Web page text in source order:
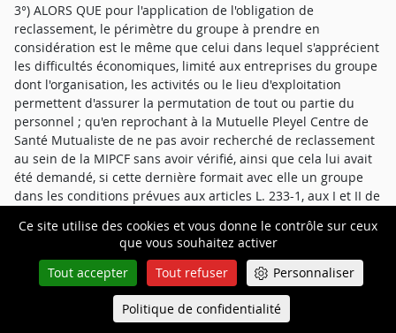
Ce site utilise des cookies et vous donne le contrôle sur ceux
que vous souhaitez activer
Tout accepter
Tout refuser Personnaliser
Politique de confidentialité
3°) ALORS QUE pour l'application de l'obligation de
reclassement, le périmètre du groupe à prendre en
considération est le même que celui dans lequel s'apprécient
les difficultés économiques, limité aux entreprises du groupe
dont l'organisation, les activités ou le lieu d'exploitation
permettent d'assurer la permutation de tout ou partie du
personnel ; qu'en reprochant à la Mutuelle Pleyel Centre de
Santé Mutualiste de ne pas avoir recherché de reclassement
au sein de la MIPCF sans avoir vérifié, ainsi que cela lui avait
été demandé, si cette dernière formait avec elle un groupe
dans les conditions prévues aux articles L. 233-1, aux I et II de
la cour d'appel a privé sa décision de base légale au regard
de l'article L. 1233-4 du code du travail.
SECOND MOYEN DE CASSATION (Subsidiaire)
Queue-Fair